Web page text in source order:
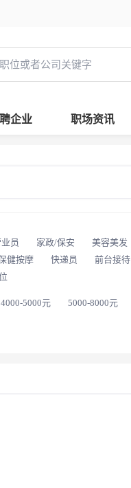
企业 职场资讯
员 家政/保安 美容美发
健按摩 快递员 前台接待
4000-5000元 5000-8000元